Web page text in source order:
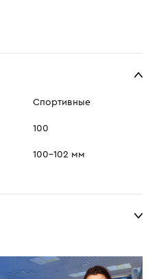
Спортивные
100
100–102 мм